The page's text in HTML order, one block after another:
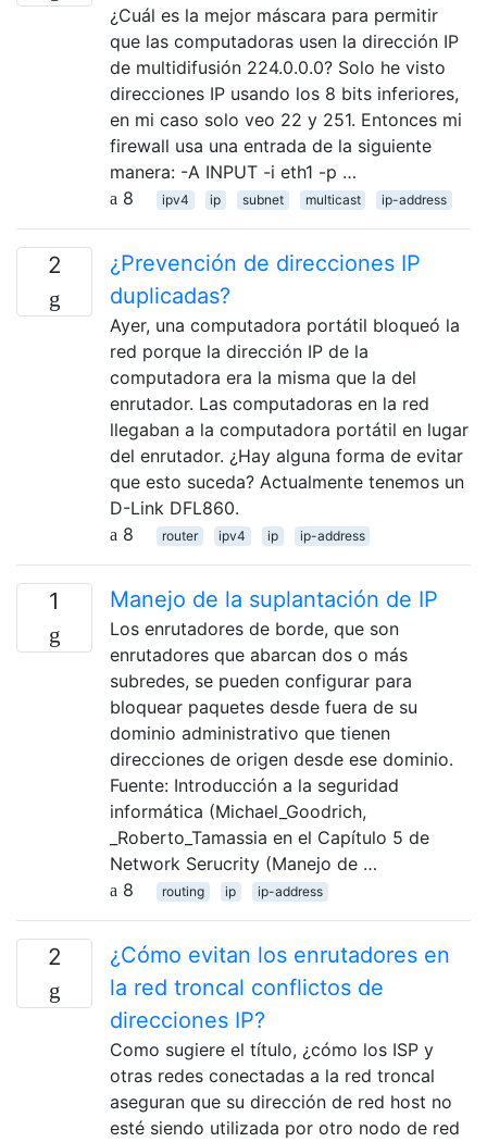
¿Cuál es la mejor máscara para permitir
que las computadoras usen la dirección IP
de multidifusión 224.0.0.0? Solo he visto
direcciones IP usando los 8 bits inferiores,
en mi caso solo veo 22 y 251. Entonces mi
firewall usa una entrada de la siguiente
manera: -A INPUT -i eth1 -p …
8
ipv4 ip subnet multicast ip-address
2
¿Prevención de direcciones IP
duplicadas?
Ayer, una computadora portátil bloqueó la
red porque la dirección IP de la
computadora era la misma que la del
enrutador. Las computadoras en la red
llegaban a la computadora portátil en lugar
del enrutador. ¿Hay alguna forma de evitar
que esto suceda? Actualmente tenemos un
D-Link DFL860.
8
router ipv4 ip ip-address
1 Manejo de la suplantación de IP
Los enrutadores de borde, que son
enrutadores que abarcan dos o más
subredes, se pueden configurar para
bloquear paquetes desde fuera de su
dominio administrativo que tienen
direcciones de origen desde ese dominio.
Fuente: Introducción a la seguridad
informática (Michael_Goodrich,
_Roberto_Tamassia en el Capítulo 5 de
Network Serucrity (Manejo de …
8
routing ip ip-address
2
¿Cómo evitan los enrutadores en
la red troncal conflictos de
direcciones IP?
Como sugiere el título, ¿cómo los ISP y
otras redes conectadas a la red troncal
aseguran que su dirección de red host no
esté siendo utilizada por otro nodo de red